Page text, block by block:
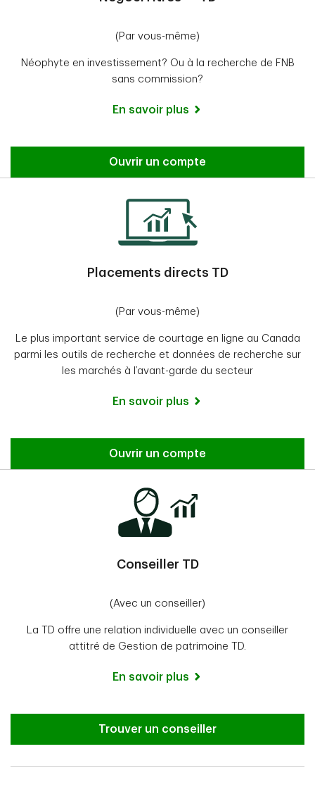
(Par vous-même)
Néophyte en investissement? Ou à la recherche de FNB
sans commission?
En savoir plus
Ouvrir un compte
Placements directs TD
(Par vous-même)
Le plus important service de courtage en ligne au Canada
parmi les outils de recherche et données de recherche sur
les marchés à l’avant-garde du secteur
En savoir plus
Ouvrir un compte
Conseiller TD
(Avec un conseiller)
La TD offre une relation individuelle avec un conseiller
attitré de Gestion de patrimoine TD.
En savoir plus
Trouver un conseiller